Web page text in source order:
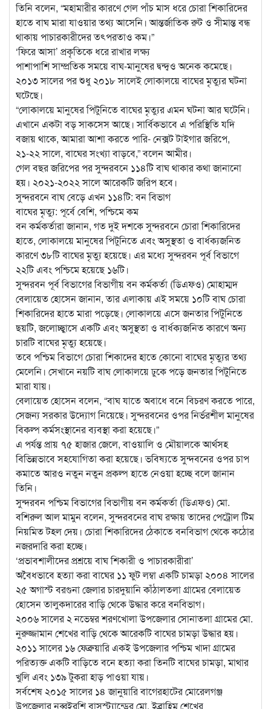
তিনি বলেন, “মহামারীর কারণে গেল পাঁচ মাস ধরে চোরা শিকারিদের
হাতে বাঘ মারা যাওয়ার তথ্য আসেনি। আন্তর্জাতিক রুট ও সীমান্ত বন্ধ
থাকায় পাচারকারীদের তৎপরতাও কম।”
‘ফিরে আসা’ প্রকৃতিকে ধরে রাখার লক্ষ্য
পাশাপাশি সাম্প্রতিক সময়ে বাঘ-মানুষের দ্বন্দ্বও অনেক কমেছে।
২০১৩ সালের পর শুধু ২০১৮ সালেই লোকালয়ে বাঘের মৃত্যুর ঘটনা
ঘটেছে।
“লোকালয়ে মানুষের পিটুনিতে বাঘের মৃত্যুর এমন ঘটনা আর ঘটেনি।
এখানে একটা বড় সাকসেস আছে। সার্বিকভাবে এ পরিস্থিতি যদি
বজায় থাকে, আমারা আশা করতে পারি- নেক্সট টাইগার জরিপে,
২১-২২ সালে, বাঘের সংখ্যা বাড়বে,” বলেন আমীর।
গেল বছর জরিপের পর সুন্দরবনে ১১৪টি বাঘ থাকার কথা জানানো
হয়। ২০২১-২০২২ সালে আরেকটি জরিপ হবে।
সুন্দরবনে বাঘ বেড়ে এখন ১১৪টি: বন বিভাগ
বাঘের মৃত্যু: পূর্বে বেশি, পশ্চিমে কম
বন কর্মকর্তারা জানান, গত দুই দশকে সুন্দরবনে চোরা শিকারিদের
হাতে, লোকালয়ে মানুষের পিটুনিতে এবং অসুস্থতা ও বার্ধক্যজনিত
কারণে ৩৮টি বাঘের মৃত্যু হয়েছে। এর মধ্যে সুন্দরবন পূর্ব বিভাগে
২২টি এবং পশ্চিমে হয়েছে ১৬টি।
সুন্দরবন পূর্ব বিভাগের বিভাগীয় বন কর্মকর্তা (ডিএফও) মোহাম্মদ
বেলায়েত হোসেন জানান, তার এলাকায় এই সময়ে ১০টি বাঘ চোরা
শিকারিদের হাতে মারা পড়েছে। লোকালয়ে এসে জনতার পিটুনিতে
ছয়টি, জলোচ্ছ্বাসে একটি এবং অসুস্থতা ও বার্ধক্যজনিত কারণে অন্য
চারটি বাঘের মৃত্যু হয়েছে।
তবে পশ্চিম বিভাগে চোরা শিকাদের হাতে কোনো বাঘের মৃত্যুর তথ্য
মেলেনি। সেখানে নয়টি বাঘ লোকালয়ে ঢুকে পড়ে জনতার পিটুনিতে
মারা যায়।
বেলায়েত হোসেন বলেন, “বাঘ যাতে অবাধে বনে বিচরণ করতে পারে,
সেজন্য সরকার উদ্যোগ নিয়েছে। সুন্দরবনের ওপর নির্ভরশীল মানুষের
বিকল্প কর্মসংস্থানের ব্যবস্থা করা হয়েছে।”
এ পর্যন্ত প্রায় ৭৫ হাজার জেলে, বাওয়ালি ও মৌয়ালকে আর্থসহ
বিভিন্নভাবে সহযোগিতা করা হয়েছে। ভবিষ্যতে সুন্দবনের ওপর চাপ
কমাতে আরও নতুন নতুন প্রকল্প হাতে নেওয়া হচ্ছে বলে জানান
তিনি।
সুন্দরবন পশ্চিম বিভাগের বিভাগীয় বন কর্মকর্তা (ডিএফও) মো.
বশিরুল আল মামুন বলেন, সুন্দরবনের বাঘ রক্ষায় তাদের পেট্রোল টিম
নিয়মিত টহল দেয়। চোরা শিকারিদের ঠেকাতে বনবিভাগ থেকে কঠোর
নজরদারি করা হচ্ছে।
‘প্রভাবশালীদের প্রশ্রয়ে বাঘ শিকারী ও পাচারকারীরা’
অবৈধভাবে হত্যা করা বাঘের ১১ ফুট লম্বা একটি চামড়া ২০০৪ সালের
২৫ অগাস্ট বরগুনা জেলার চারদুয়ানি কাঁঠালতলা গ্রামের বেলায়েত
হোসেন তালুকদারের বাড়ি থেকে উদ্ধার করে বনবিভাগ।
২০০৬ সালের ২ নভেম্বর শরণখোলা উপজেলার সোনাতলা গ্রামের মো.
নুরুজ্জামান শেখের বাড়ি থেকে আরেকটি বাঘের চামড়া উদ্ধার হয়।
২০১১ সালের ১৬ ফেব্রুয়ারি একই উপজেলার পশ্চিম খাদা গ্রামের
পরিত্যক্ত একটি বাড়িতে বনে হত্যা করা তিনটি বাঘের চামড়া, মাথার
খুলি এবং ১৩৯ টুকরা হাড় পাওয়া যায়।
সর্বশেষ ২০১৫ সালের ১৪ জানুয়ারি বাগেরহাটের মোরেলগঞ্জ
উপজেলার নব্বইরশি বাসস্ট্যান্ডের মো. ইব্রাহিম শেখের